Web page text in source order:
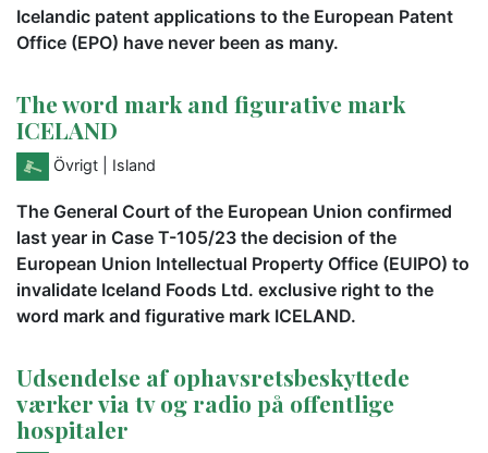
Icelandic patent applications to the European Patent
Office (EPO) have never been as many.
The word mark and figurative mark
ICELAND
Övrigt | Island
The General Court of the European Union confirmed
last year in Case T-105/23 the decision of the
European Union Intellectual Property Office (EUIPO) to
invalidate Iceland Foods Ltd. exclusive right to the
word mark and figurative mark ICELAND.
Udsendelse af ophavsretsbeskyttede
værker via tv og radio på offentlige
hospitaler